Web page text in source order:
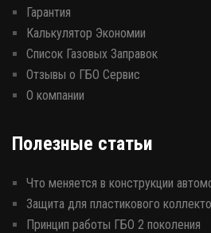
Гарантия
Калькулятор Экономии
Список Газовых Заправок
Отзывы о ГБО Сервис
О компании
Полезные статьи
Что меняется в конструкции
Защита для пластикового
Принцип работы ГБО 2 поколения